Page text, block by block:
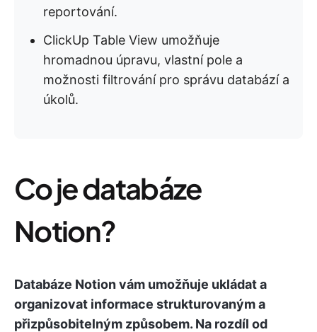
reportování.
ClickUp Table View umožňuje
hromadnou úpravu, vlastní pole a
možnosti filtrování pro správu databází a
úkolů.
Co je databáze
Notion?
Databáze Notion vám umožňuje ukládat a
organizovat informace strukturovaným a
přizpůsobitelným způsobem. Na rozdíl od